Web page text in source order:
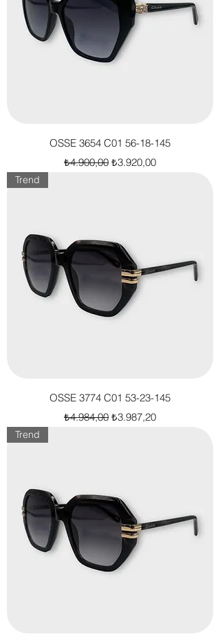
OSSE 3654 C01 56-18-145
Normal Fiyat
₺4.900,00 İndirimli Fiyat
₺3.920,00
Trend
OSSE 3774 C01 53-23-145
Normal Fiyat
₺4.984,00 İndirimli Fiyat
₺3.987,20
Trend